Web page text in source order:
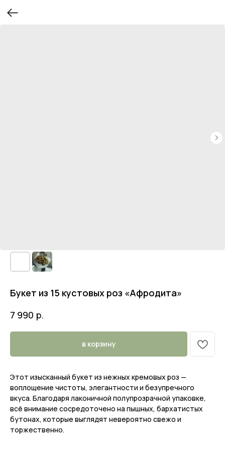
Букет из 15 кустовых роз «Афродита»
7 990 р.
в корзину
Этот изысканный букет из нежных кремовых роз —
воплощение чистоты, элегантности и безупречного
вкуса. Благодаря лаконичной полупрозрачной упаковке,
всё внимание сосредоточено на пышных, бархатистых
бутонах, которые выглядят невероятно свежо и
торжественно.